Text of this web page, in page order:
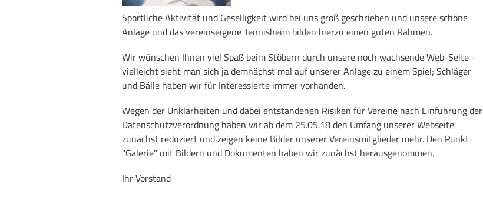
Sportliche Aktivität und Geselligkeit wird bei uns groß geschrieben und unsere schöne
Anlage und das vereinseigene Tennisheim bilden hierzu einen guten Rahmen.
Wir wünschen Ihnen viel Spaß beim Stöbern durch unsere noch wachsende Web-Seite -
vielleicht sieht man sich ja demnächst mal auf unserer Anlage zu einem Spiel; Schläger
und Bälle haben wir für Interessierte immer vorhanden.
Wegen der Unklarheiten und dabei entstandenen Risiken für Vereine nach Einführung der
Datenschutzverordnung haben wir ab dem 25.05.18 den Umfang unserer Webseite
zunächst reduziert und zeigen keine Bilder unserer Vereinsmitglieder mehr. Den Punkt
"Galerie" mit Bildern und Dokumenten haben wir zunächst herausgenommen.
Ihr Vorstand